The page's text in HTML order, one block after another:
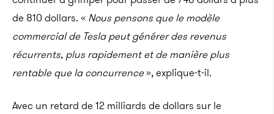
de 810 dollars. « Nous pensons que le modèle
commercial de Tesla peut générer des revenus
récurrents, plus rapidement et de manière plus
rentable que la concurrence», explique-t-il.
Avec un retard de 12 milliards de dollars sur le